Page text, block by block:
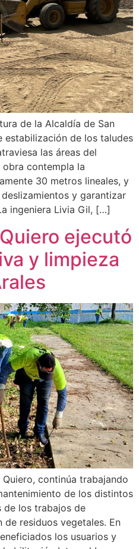
de la Alcaldía de San
estabilización de los taludes
las áreas del
contempla la
30 metros lineales, y
y garantizar
ingeniera Livia Gil, […]
ejecutó
y limpieza
continúa trabajando
de los distintos
de los trabajos de
residuos vegetales. En
los usuarios y